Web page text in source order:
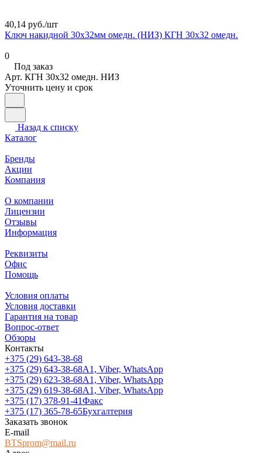
40,14 руб./шт
Ключ накидной 30х32мм омедн. (НИЗ) КГН 30х32 омедн.
0
Под заказ
Арт. КГН 30х32 омедн. НИЗ
Уточнить цену и срок
Назад к списку
Каталог
Бренды
Акции
Компания
О компании
Лицензии
Отзывы
Информация
Реквизиты
Офис
Помощь
Условия оплаты
Условия доставки
Гарантия на товар
Вопрос-ответ
Обзоры
Контакты
+375 (29) 643-38-68
+375 (29) 643-38-68А1, Viber, WhatsApp
+375 (29) 623-38-68А1, Viber, WhatsApp
+375 (29) 619-38-68А1, Viber, WhatsApp
+375 (17) 378-91-41Факс
+375 (17) 365-78-65Бухгалтерия
Заказать звонок
E-mail
BTSprom@mail.ru